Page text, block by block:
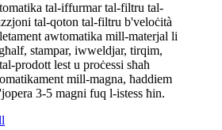
tal-iffurmar tal-filtru tal-
tal-qoton tal-filtru b'veloċità
awtomatika mill-materjal li
stampar, iwweldjar, tirqim,
prodott lest u proċessi sħaħ
mill-magna, ħaddiem
3-5 magni fuq l-istess ħin.